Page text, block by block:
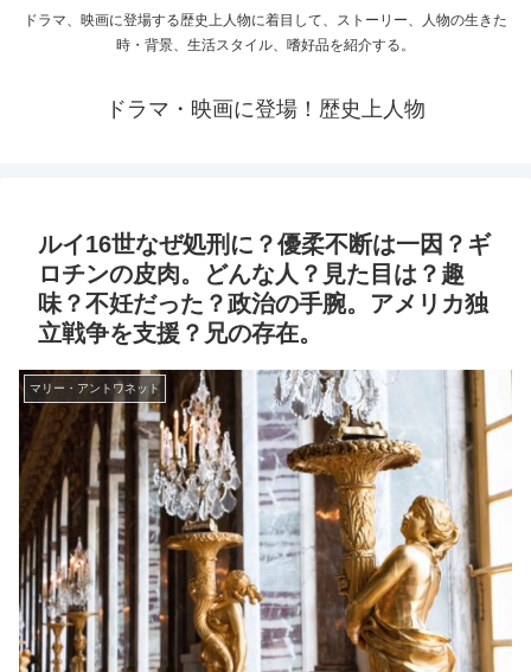
ドラマ、映画に登場する歴史上人物に着目して、ストーリー、人物の生きた
時・背景、生活スタイル、嗜好品を紹介する。
ドラマ・映画に登場！歴史上人物
ルイ16世なぜ処刑に？優柔不断は一因？ギ
ロチンの皮肉。どんな人？見た目は？趣
味？不妊だった？政治の手腕。アメリカ独
立戦争を支援？兄の存在。
マリー・アントワネット